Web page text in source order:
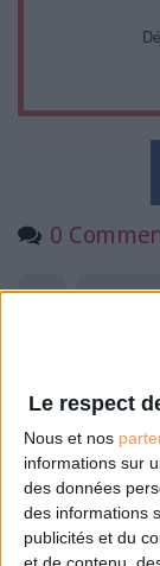
Le respect
Nous et nos
informations sur
des données
des informations
publicités et du
0
Ged
À LIRE SUR